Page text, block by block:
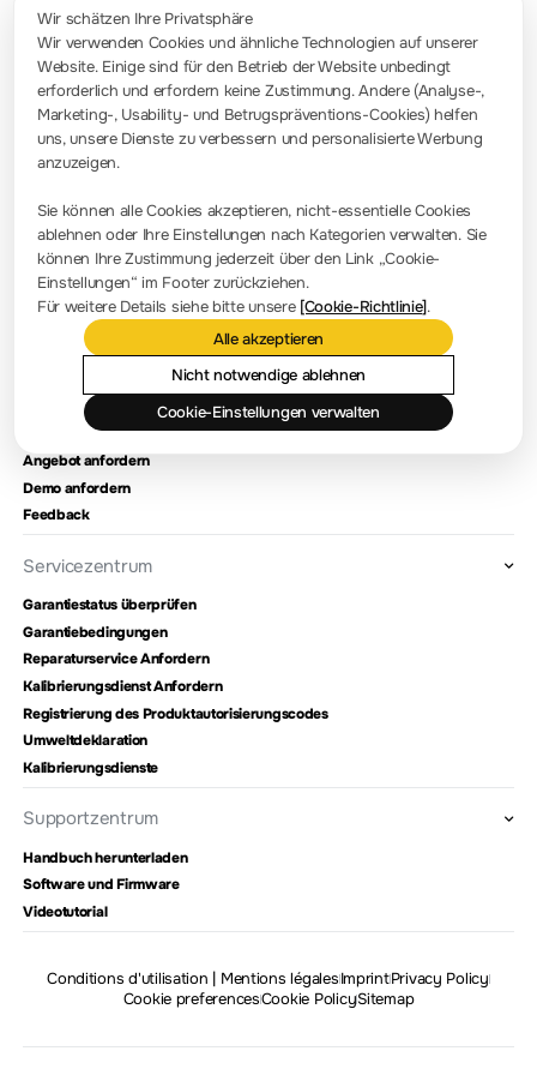
Wir schätzen Ihre Privatsphäre
Wir verwenden Cookies und ähnliche Technologien auf unserer
Website. Einige sind für den Betrieb der Website unbedingt
erforderlich und erfordern keine Zustimmung. Andere (Analyse-,
Marketing-, Usability- und Betrugspräventions-Cookies) helfen
uns, unsere Dienste zu verbessern und personalisierte Werbung
anzuzeigen.
Sie können alle Cookies akzeptieren, nicht-essentielle Cookies
ablehnen oder Ihre Einstellungen nach Kategorien verwalten. Sie
können Ihre Zustimmung jederzeit über den Link „Cookie-
Einstellungen“ im Footer zurückziehen.
Für weitere Details siehe bitte unsere [Cookie-Richtlinie].
Alle akzeptieren
Nicht notwendige ablehnen
Cookie-Einstellungen verwalten
Kontakt
info-europe@rigol.com ; service.eu@rigol.com
+49 (0)8105 - 27292-0
Firmennachrichten
Firmenvorstellung
Standort und Einrichtungen
Händlerabfrage
Kontaktieren Sie uns
Angebot anfordern
Demo anfordern
Feedback
Servicezentrum
Garantiestatus überprüfen
Garantiebedingungen
Reparaturservice Anfordern
Kalibrierungsdienst Anfordern
Registrierung des Produktautorisierungscodes
Umweltdeklaration
Kalibrierungsdienste
Supportzentrum
Handbuch herunterladen
Software und Firmware
Videotutorial
Conditions d'utilisation | Mentions légalesImprintPrivacy Policy
Cookie preferencesCookie PolicySitemap